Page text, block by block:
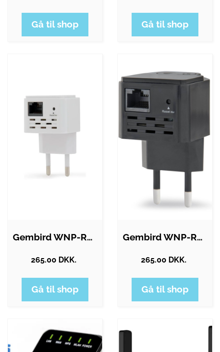
Gå til shop Gå til shop
Gembird WNP-RP300-03 - Wi-Fi range…
265.00 DKK.
Gå til shop
Gembird WNP-RP300-03-BK - Wi-Fi range…
265.00 DKK.
Gå til shop